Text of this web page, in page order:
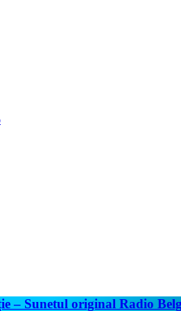
– Sunetul original Radio